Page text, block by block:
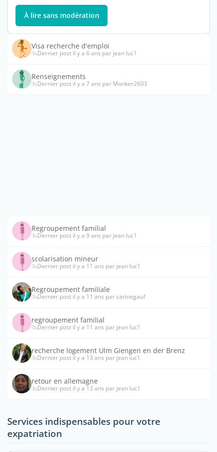
À lire sans modération
Visa recherche d'emploi
Dernier post il y a 6 ans par jean luc1
Renseignements
Dernier post il y a 7 ans par Monker2603
Regroupement familial
Dernier post il y a 9 ans par jean luc1
scolarisation mineur
Dernier post il y a 11 ans par jean luc1
Regroupement familiale
Dernier post il y a 11 ans par carinegauf
regroupement familial
Dernier post il y a 11 ans par jean luc1
recherche logement Ulm Giengen en der Brenz
Dernier post il y a 13 ans par jean luc1
retour en allemagne
Dernier post il y a 13 ans par jean luc1
Services indispensables pour votre
expatriation